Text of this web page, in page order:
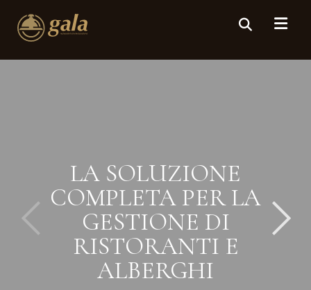
LA SOLUZIONE
COMPLETA PER LA
GESTIONE DI
RISTORANTI E
ALBERGHI